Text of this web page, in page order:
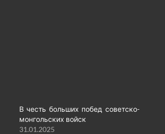
В честь больших побед советско-
монгольских войск
31.01.2025